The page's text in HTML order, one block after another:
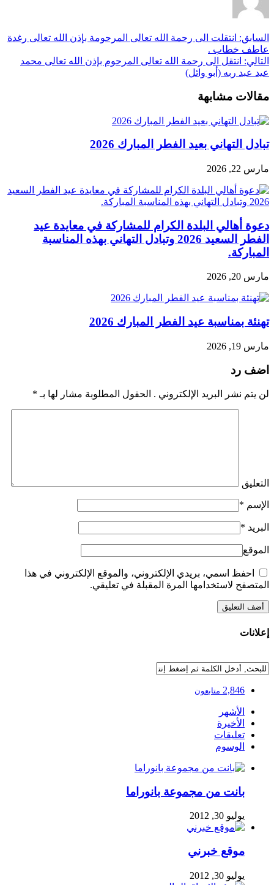
السابق: انتقلت الى رحمة الله تعالى المرحومة بإذن الله تعالى رغدة
عاطف خطاب .
التالي: انتقل الى رحمة الله تعالى المرحوم بإذن الله تعالى محمد
عيد عبد ربه (أبو وائل)
مقالات مشابهة
تبادل التهاني بعيد الفطر المبارك 2026
مارس 22, 2026
دعوة أهالي البلدة الكرام للمشاركة في معايدة عيد
الفطر السعيد 2026 وتبادل التهاني بهذه المناسبة
المباركة.
مارس 20, 2026
تهنئة بمناسبة عيد الفطر المبارك 2026
مارس 19, 2026
اضف رد
لن يتم نشر البريد الإلكتروني . الحقول المطلوبة مشار لها بـ *
التعليق
الإسم *
البريد *
الموقع
احفظ اسمي، بريدي الإلكتروني، والموقع الإلكتروني في هذا
المتصفح لاستخدامها المرة المقبلة في تعليقي.
إعلانات
2,846 متابعون
الأشهر
الأخيرة
تعليقات
الوسوم
بانت من مجموعة بانوراما
يوليو 30, 2012
موقع خبرني
يوليو 30, 2012